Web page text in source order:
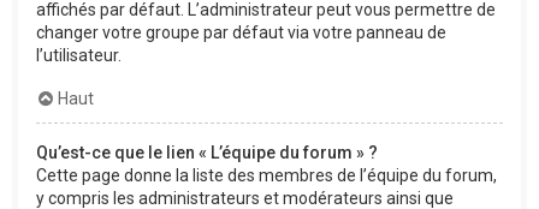
affichés par défaut. L’administrateur peut vous permettre de
changer votre groupe par défaut via votre panneau de
l’utilisateur.
Haut
Qu’est-ce que le lien « L’équipe du forum » ?
Cette page donne la liste des membres de l’équipe du forum,
y compris les administrateurs et modérateurs ainsi que